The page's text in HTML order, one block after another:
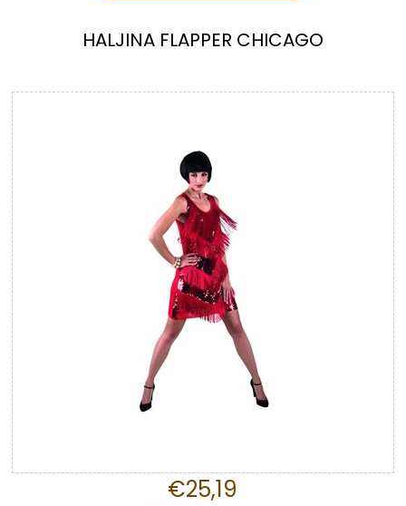
HALJINA FLAPPER CHICAGO
€25,19